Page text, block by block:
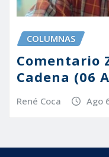
COLUMNAS
Comentario
Cadena (06
René Coca Ago